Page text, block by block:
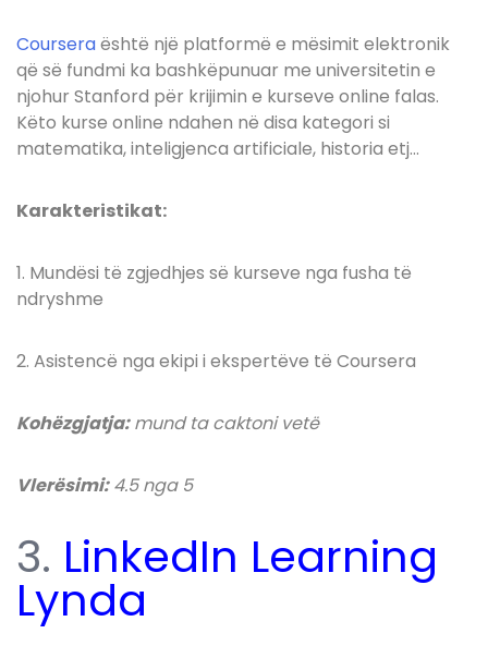
Courseraështë një platformë e mësimit elektronik
që së fundmi ka bashkëpunuar me universitetin e
njohur Stanford për krijimin e kurseve online falas.
Këto kurse online ndahen në disa kategori si
matematika, inteligjenca artificiale, historia etj…
Karakteristikat:
1. Mundësi të zgjedhjes së kurseve nga fusha të
ndryshme
2. Asistencë nga ekipi i ekspertëve të Coursera
Kohëzgjatja:mund ta caktoni vetë
Vlerësimi:4.5 nga 5
3. LinkedIn Learning
Lynda